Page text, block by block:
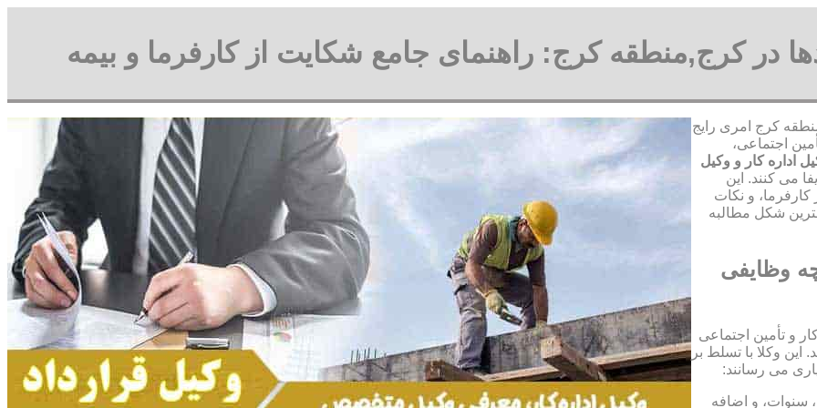
در کرج,منطقه کرج: راهنمای جامع شکایت از کارفرما و بیمه
کرج امری رایج
اجتماعی،
اداره کار و وکیل
می کنند. این
و نکات
شکل مطالبه
وظایفی
و تأمین اجتماعی
وکلا با تسلط بر
می رسانند:
سنوات، و اضافه